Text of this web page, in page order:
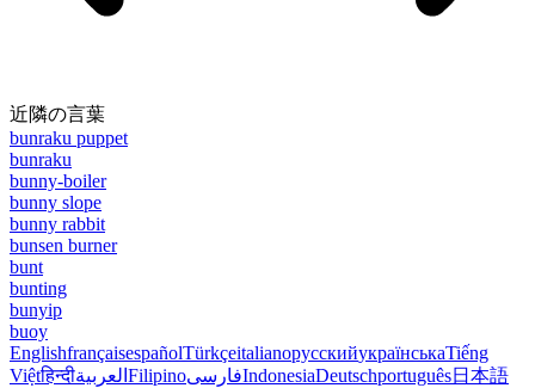
近隣の言葉
bunraku puppet
bunraku
bunny-boiler
bunny slope
bunny rabbit
bunsen burner
bunt
bunting
bunyip
buoy
EnglishfrançaisespañolTürkçeitalianoрусскийукраїнськаTiếng
Việtहिन्दीالعربية FilipinoفارسیIndonesiaDeutschportuguês日本語